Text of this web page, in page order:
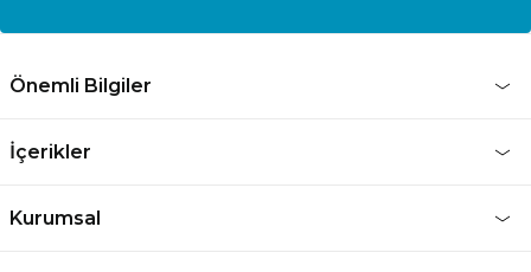
Önemli Bilgiler
İçerikler
Kurumsal